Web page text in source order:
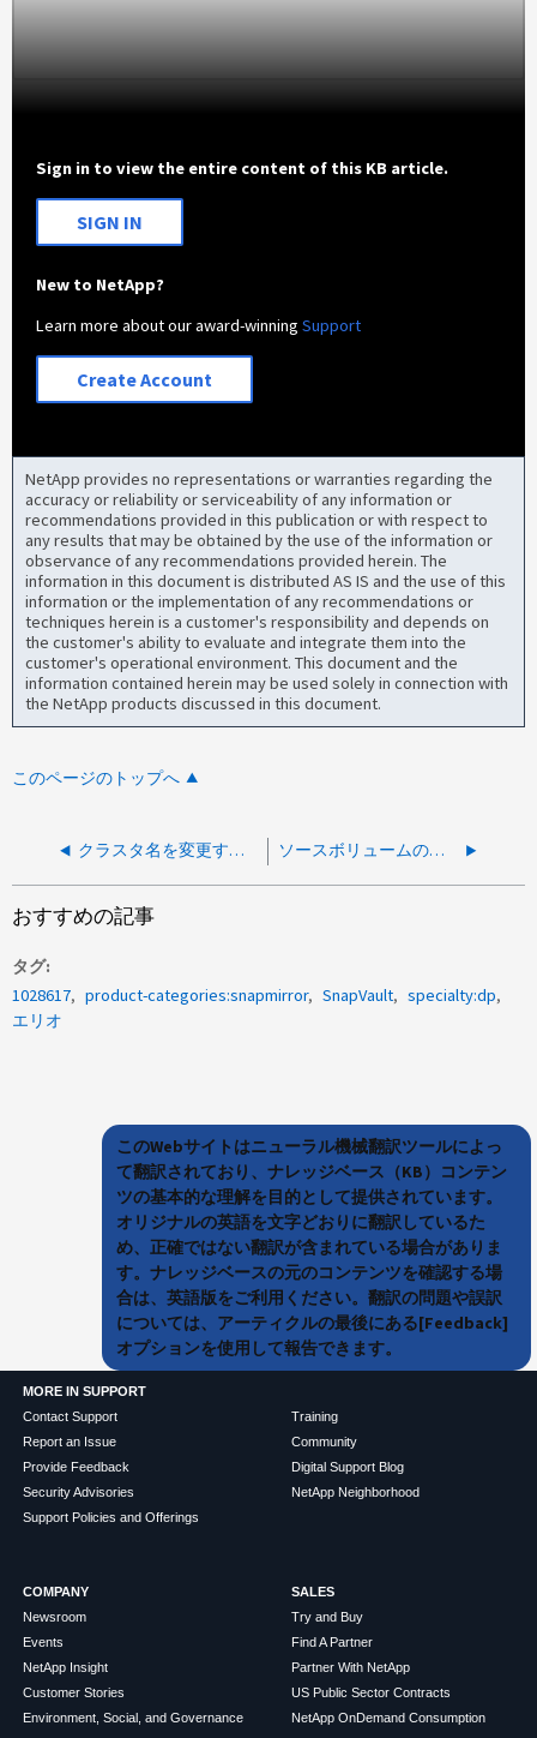
Sign in to view the entire content of this KB article.
SIGN IN
New to NetApp?
Learn more about our award-winningSupport
Create Account
NetApp provides no representations or warranties regarding the
accuracy or reliability or serviceability of any information or
recommendations provided in this publication or with respect to
any results that may be obtained by the use of the information or
observance of any recommendations provided herein. The
information in this document is distributed AS IS and the use of this
information or the implementation of any recommendations or
techniques herein is a customer's responsibility and depends on
the customer's ability to evaluate and integrate them into the
customer's operational environment. This document and the
information contained herein may be used solely in connection with
the NetApp products discussed in this document.
このページのトップへ
クラスタ名を変更すると、既存のSnapMirror関係に影響しますか？ ソースボリュームのサイズを拡張しても XDP SnapMirror デスティネーションボリュームのサイズは拡張されません
おすすめの記事
タグ
1028617
product-categories:snapmirror SnapVault
specialty:dp
エリオ
このWebサイトはニューラル機械翻訳ツールによっ
て翻訳されており、ナレッジベース（KB）コンテン
ツの基本的な理解を目的として提供されています。
オリジナルの英語を文字どおりに翻訳しているた
め、正確ではない翻訳が含まれている場合がありま
す。ナレッジベースの元のコンテンツを確認する場
合は、英語版をご利用ください。翻訳の問題や誤訳
については、アーティクルの最後にある[Feedback]
オプションを使用して報告できます。
MORE IN SUPPORT
Contact Support
Report an Issue
Provide Feedback
Security Advisories
Support Policies and Offerings
Training
Community
Digital Support Blog
NetApp Neighborhood
COMPANY
Newsroom
Events
NetApp Insight
Customer Stories
Environment, Social, and Governance
SALES
Try and Buy
Find A Partner
Partner With NetApp
US Public Sector Contracts
NetApp OnDemand Consumption